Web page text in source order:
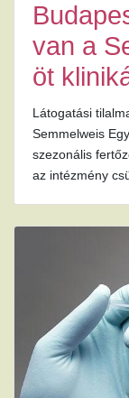
van a
öt
Látogatási
Semmelweis
szezonális
az intézmény